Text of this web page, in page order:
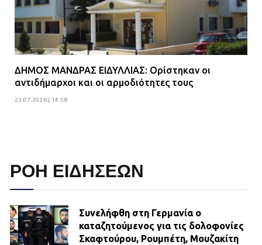
ΔΗΜΟΣ ΜΑΝΔΡΑΣ ΕΙΔΥΛΛΙΑΣ: Ορίστηκαν οι
αντιδήμαρχοι και οι αρμοδιότητες τους
23.07.2026 | 14:58
ΡΟΗ ΕΙΔΗΣΕΩΝ
Συνελήφθη στη Γερμανία ο
καταζητούμενος για τις δολοφονίες
Σκαφτούρου, Ρουμπέτη, Μουζακίτη